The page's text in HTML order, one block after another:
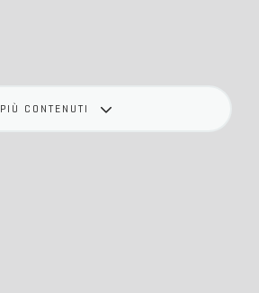
PIÙ CONTENUTI